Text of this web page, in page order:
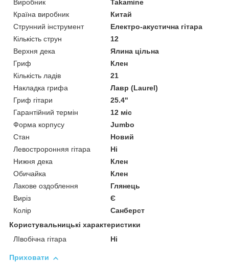
Виробник
Takamine
Країна виробник
Китай
Струнний інструмент
Електро-акустична гітара
Кількість струн
12
Верхня дека
Ялина цільна
Гриф
Клен
Кількість ладів
21
Накладка грифа
Лавр (Laurel)
Гриф гітари
25.4"
Гарантійний термін
12 міс
Форма корпусу
Jumbo
Стан
Новий
Левостроронняя гітара
Ні
Нижня дека
Клен
Обичайка
Клен
Лакове оздоблення
Глянець
Виріз
Є
Колір
Санберст
Користувальницькі характеристики
ЛІвобічна гітара
Ні
Приховати